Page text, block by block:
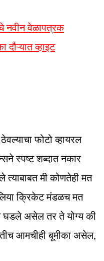
नवीन वेळापत्रक
दौऱ्यात व्हाइट
फोटो व्हायरल
स्पष्ट शब्दात नकार
मी कोणतेही मत
क्रिकेट मंडळच मत
असेल तर ते योग्य की
आमचीही बूमीका असेल,